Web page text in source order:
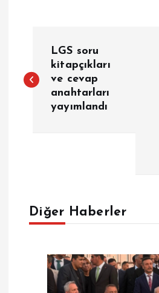
a
z
LGS soru
kitapçıkları
ve cevap
anahtarları
yayımlandı
Diğer Haberler